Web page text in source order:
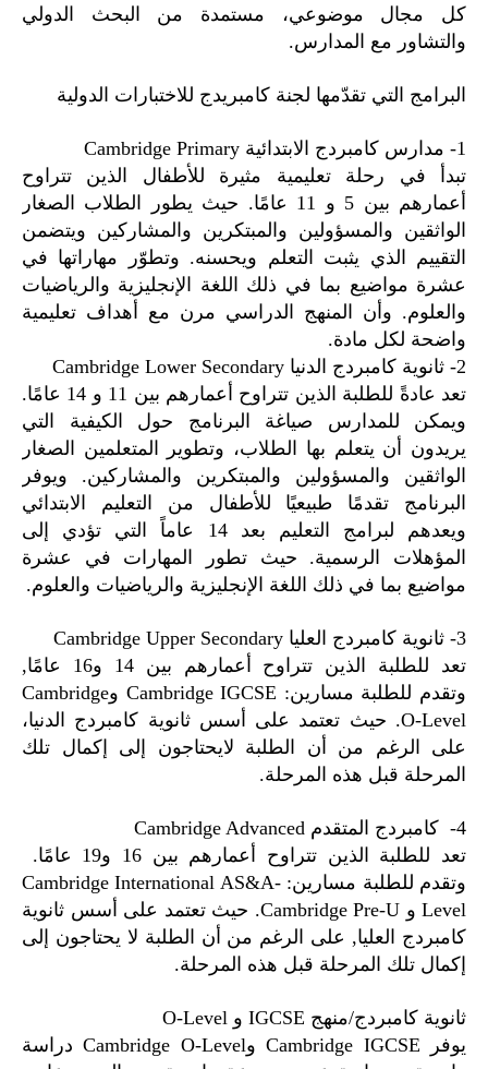
كل مجال موضوعي، مستمدة من البحث الدولي
والتشاور مع المدارس.
البرامج التي تقدّمها لجنة كامبريدج للاختبارات الدولية
1- مدارس كامبردج الابتدائية Cambridge Primary
تبدأ في رحلة تعليمية مثيرة للأطفال الذين تتراوح
أعمارهم بين 5 و 11 عامًا. حيث يطور الطلاب الصغار
الواثقين والمسؤولين والمبتكرين والمشاركين ويتضمن
التقييم الذي يثبت التعلم ويحسنه. وتطوّر مهاراتها في
عشرة مواضيع بما في ذلك اللغة الإنجليزية والرياضيات
والعلوم. وأن المنهج الدراسي مرن مع أهداف تعليمية
واضحة لكل مادة.
2- ثانوية كامبردج الدنيا Cambridge Lower Secondary
تعد عادةً للطلبة الذين تتراوح أعمارهم بين 11 و 14 عامًا.
ويمكن للمدارس صياغة البرنامج حول الكيفية التي
يريدون أن يتعلم بها الطلاب، وتطوير المتعلمين الصغار
الواثقين والمسؤولين والمبتكرين والمشاركين. ويوفر
البرنامج تقدمًا طبيعيًا للأطفال من التعليم الابتدائي
ويعدهم لبرامج التعليم بعد 14 عاماً التي تؤدي إلى
المؤهلات الرسمية. حيث تطور المهارات في عشرة
مواضيع بما في ذلك اللغة الإنجليزية والرياضيات والعلوم.
3- ثانوية كامبردج العليا Cambridge Upper Secondary
تعد للطلبة الذين تتراوح أعمارهم بين 14 و16 عامًا,
وتقدم للطلبة مسارين: Cambridge IGCSE وCambridge
O-Level. حيث تعتمد على أسس ثانوية كامبردج الدنيا،
على الرغم من أن الطلبة لايحتاجون إلى إكمال تلك
المرحلة قبل هذه المرحلة.
4- كامبردج المتقدم Cambridge Advanced
تعد للطلبة الذين تتراوح أعمارهم بين 16 و19 عامًا.
وتقدم للطلبة مسارين: Cambridge International AS&A-
Level و Cambridge Pre-U. حيث تعتمد على أسس ثانوية
كامبردج العليا, على الرغم من أن الطلبة لا يحتاجون إلى
إكمال تلك المرحلة قبل هذه المرحلة.
ثانوية كامبردج/منهج IGCSE و O-Level
يوفر Cambridge IGCSE وCambridge O-Level دراسة